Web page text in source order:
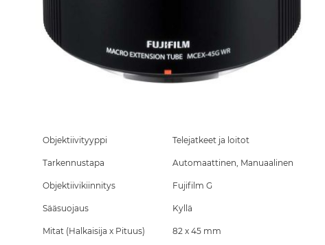
the
of
images
Objektiivityyppi Telejatkeet ja loitot
Tarkennustapa Automaattinen, Manuaalinen
Objektiivikiinnitys Fujifilm G
Sääsuojaus Kyllä
Mitat (Halkaisija x Pituus) 82 x 45 mm